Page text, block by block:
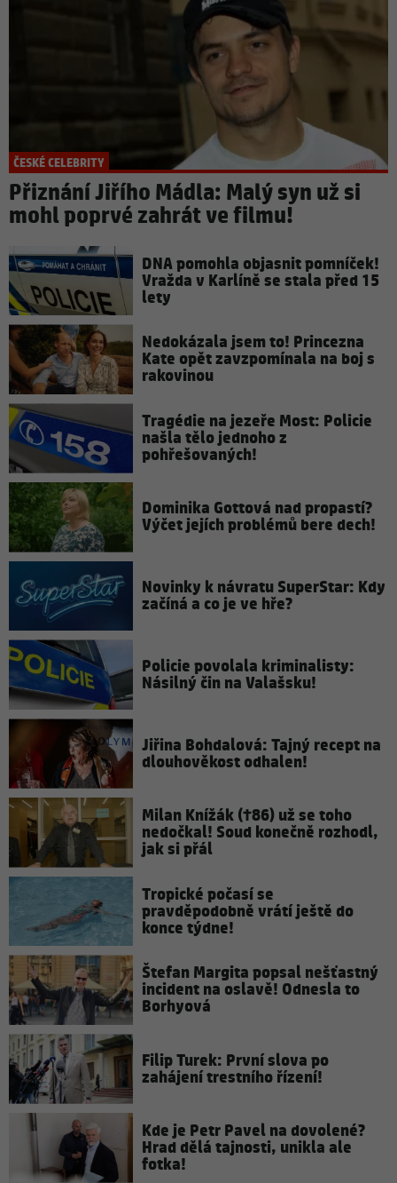
ČESKÉ CELEBRITY
Přiznání Jiřího Mádla: Malý syn už si
mohl poprvé zahrát ve filmu!
DNA pomohla objasnit pomníček!
Vražda v Karlíně se stala před 15
lety
Nedokázala jsem to! Princezna
Kate opět zavzpomínala na boj s
rakovinou
Tragédie na jezeře Most: Policie
našla tělo jednoho z
pohřešovaných!
Dominika Gottová nad propastí?
Výčet jejích problémů bere dech!
Novinky k návratu SuperStar: Kdy
začíná a co je ve hře?
Policie povolala kriminalisty:
Násilný čin na Valašsku!
Jiřina Bohdalová: Tajný recept na
dlouhověkost odhalen!
Milan Knížák (†86) už se toho
nedočkal! Soud konečně rozhodl,
jak si přál
Tropické počasí se
pravděpodobně vrátí ještě do
konce týdne!
Štefan Margita popsal nešťastný
incident na oslavě! Odnesla to
Borhyová
Filip Turek: První slova po
zahájení trestního řízení!
Kde je Petr Pavel na dovolené?
Hrad dělá tajnosti, unikla ale
fotka!